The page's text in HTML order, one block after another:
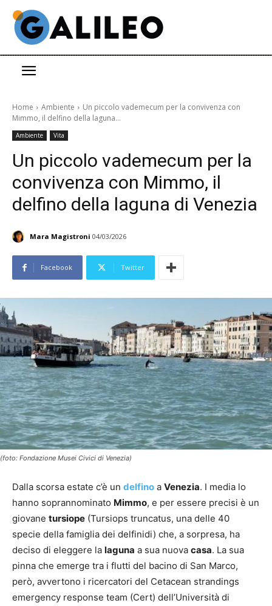
Home Ambiente
Un piccolo vademecum per la convivenza con
Mimmo, il delfino della laguna...
Ambiente Vita
Un piccolo vademecum per la
convivenza con Mimmo, il
delfino della laguna di Venezia
Mara Magistroni 04/03/2026
Facebook Twitter
(foto: Fondazione Musei Civici di Venezia)
Dalla scorsa estate c’è un delfino a Venezia. I media lo
hanno soprannominato Mimmo, e per essere precisi è un
giovane tursiope (Tursiops truncatus, una delle 40
specie della famiglia dei delfinidi) che, a sorpresa, ha
deciso di eleggere la laguna a sua nuova casa. La sua
pinna che emerge tra i flutti del bacino di San Marco,
però, avvertono i ricercatori del Cetacean strandings
emergency response team (Cert) dell’Università di